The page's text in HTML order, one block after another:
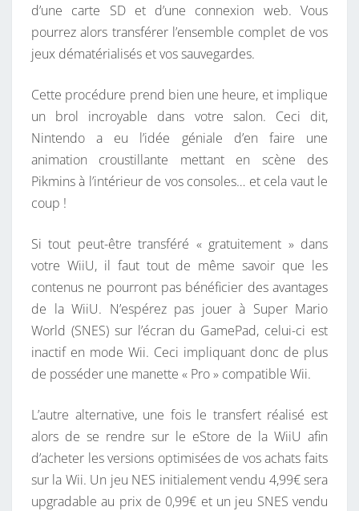
d’une carte SD et d’une connexion web. Vous
pourrez alors transférer l’ensemble complet de vos
jeux dématérialisés et vos sauvegardes.
Cette procédure prend bien une heure, et implique
un brol incroyable dans votre salon. Ceci dit,
Nintendo a eu l’idée géniale d’en faire une
animation croustillante mettant en scène des
Pikmins à l’intérieur de vos consoles… et cela vaut le
coup !
Si tout peut-être transféré « gratuitement » dans
votre WiiU, il faut tout de même savoir que les
contenus ne pourront pas bénéficier des avantages
de la WiiU. N’espérez pas jouer à Super Mario
World (SNES) sur l’écran du GamePad, celui-ci est
inactif en mode Wii. Ceci impliquant donc de plus
de posséder une manette « Pro » compatible Wii.
L’autre alternative, une fois le transfert réalisé est
alors de se rendre sur le eStore de la WiiU afin
d’acheter les versions optimisées de vos achats faits
sur la Wii. Un jeu NES initialement vendu 4,99€ sera
upgradable au prix de 0,99€ et un jeu SNES vendu